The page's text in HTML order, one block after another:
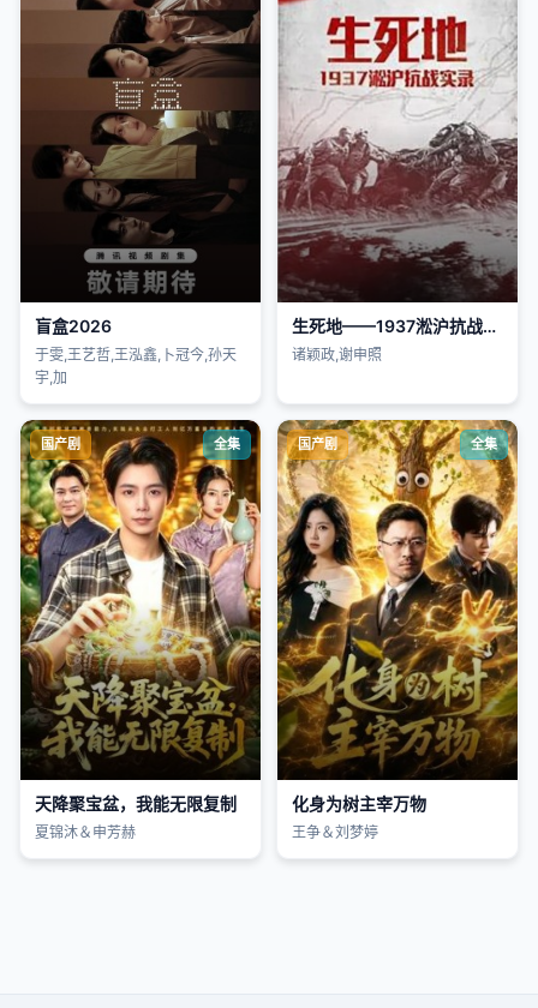
盲盒2026
于雯,王艺哲,王泓鑫,卜冠今,孙天
宇,加
生死地——1937淞沪抗战实录
诸颖政,谢申照
国产剧 全集
天降聚宝盆，我能无限复制
夏锦沐＆申芳赫
国产剧 全集
化身为树主宰万物
王争＆刘梦婷